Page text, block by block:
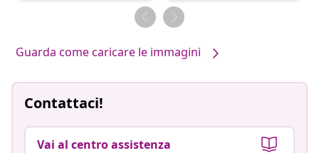
da
Guarda come caricare le immagini
Contattaci!
Vai al centro assistenza